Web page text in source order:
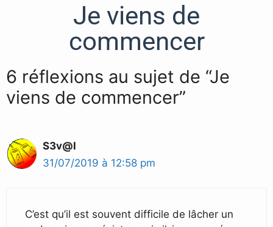
Je viens de
commencer
6 réflexions au sujet de “Je
viens de commencer”
S3v@l
31/07/2019 à 12:58 pm
C’est qu’il est souvent difficile de lâcher un